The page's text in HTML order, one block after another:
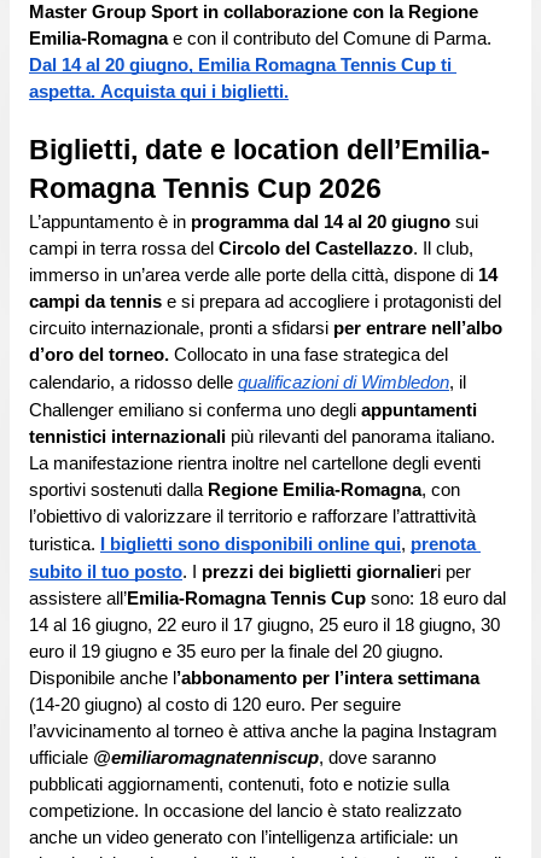
Master Group Sport in collaborazione con la Regione
Emilia-Romagna e con il contributo del Comune di Parma.
Dal 14 al 20 giugno, Emilia Romagna Tennis Cup ti
aspetta. Acquista qui i biglietti.
Biglietti, date e location dell’Emilia-
Romagna Tennis Cup 2026
L’appuntamento è in programma dal 14 al 20 giugno sui
campi in terra rossa del Circolo del Castellazzo. Il club,
immerso in un’area verde alle porte della città, dispone di 14
campi da tennis e si prepara ad accogliere i protagonisti del
circuito internazionale, pronti a sfidarsi per entrare nell’albo
d’oro del torneo. Collocato in una fase strategica del
calendario, a ridosso delle qualificazioni di Wimbledon, il
Challenger emiliano si conferma uno degli appuntamenti
tennistici internazionali più rilevanti del panorama italiano.
La manifestazione rientra inoltre nel cartellone degli eventi
sportivi sostenuti dalla Regione Emilia-Romagna, con
l’obiettivo di valorizzare il territorio e rafforzare l’attrattività
turistica.
I biglietti sono disponibili online qui, prenota
subito il tuo posto. I prezzi dei biglietti giornalieri per
assistere all’Emilia-Romagna Tennis Cup sono: 18 euro dal
14 al 16 giugno, 22 euro il 17 giugno, 25 euro il 18 giugno, 30
euro il 19 giugno e 35 euro per la finale del 20 giugno.
Disponibile anche l
’abbonamento per l’intera settimana
(14-20 giugno) al costo di 120 euro. Per seguire
l’avvicinamento al torneo è attiva anche la pagina Instagram
ufficiale @emiliaromagnatenniscup, dove saranno
pubblicati aggiornamenti, contenuti, foto e notizie sulla
competizione. In occasione del lancio è stato realizzato
anche un video generato con l’intelligenza artificiale: un